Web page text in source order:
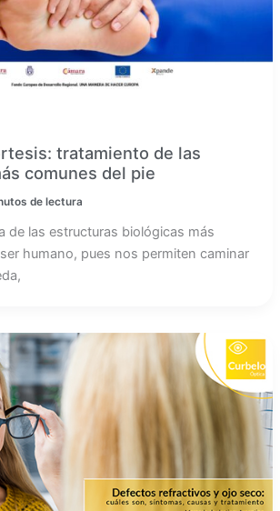
tratamiento de las
comunes del pie
de lectura
de las estructuras biológicas más
humano, pues nos permiten caminar